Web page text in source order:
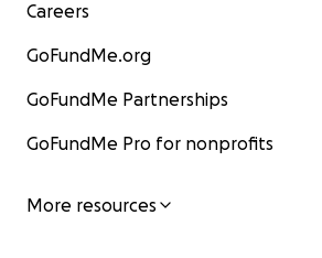
Careers
GoFundMe.org
GoFundMe Partnerships
GoFundMe Pro for nonprofits
More resources